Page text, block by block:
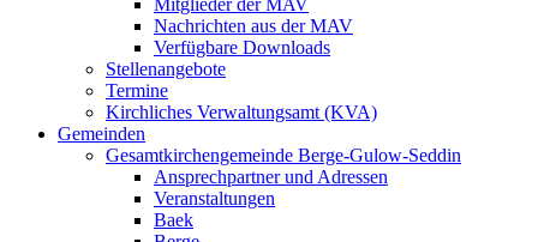
Nachrichten aus der MAV
Verfügbare Downloads
Stellenangebote
Termine
Kirchliches Verwaltungsamt (KVA)
Gemeinden
Gesamtkirchengemeinde Berge-Gulow-Seddin
Ansprechpartner und Adressen
Veranstaltungen
Baek